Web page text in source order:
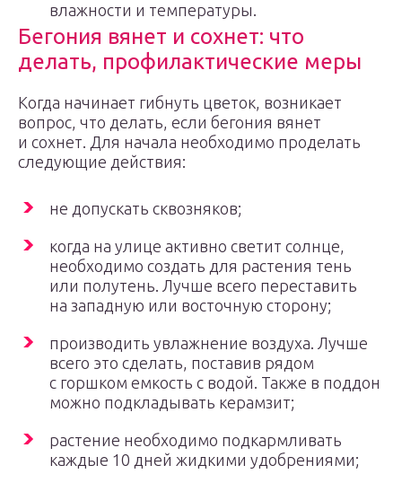
влажности и температуры.
Бегония вянет и сохнет: что
делать, профилактические меры
Когда начинает гибнуть цветок, возникает
вопрос, что делать, если бегония вянет
и сохнет. Для начала необходимо проделать
следующие действия:
не допускать сквозняков;
когда на улице активно светит солнце,
необходимо создать для растения тень
или полутень. Лучше всего переставить
на западную или восточную сторону;
производить увлажнение воздуха. Лучше
всего это сделать, поставив рядом
с горшком емкость с водой. Также в поддон
можно подкладывать керамзит;
растение необходимо подкармливать
каждые 10 дней жидкими удобрениями;